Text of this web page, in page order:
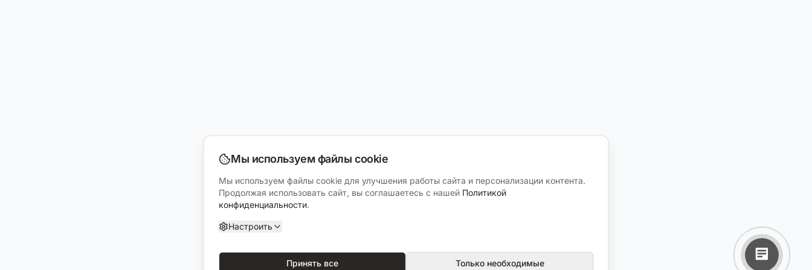
Мы используем файлы cookie
Мы используем файлы cookie для улучшения работы сайта и персонализации контента.
Продолжая использовать сайт, вы соглашаетесь с нашей Политикой
конфиденциальности.
Настроить
Принять все Только необходимые